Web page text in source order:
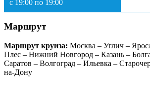
с 19:00 по 19:00
Маршрут
Маршрут круиза: Москва – Углич –
Плес – Нижний Новгород – Казань –
Саратов – Волгоград – Ильевка –
на-Дону